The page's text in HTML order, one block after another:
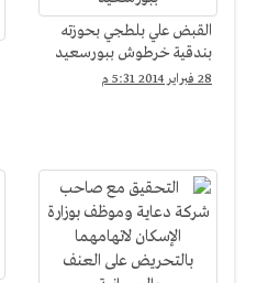
القبض علي بلطجي بحوزته
بندقية خرطوش ببورسعيد
28 فبراير 2014 5:31 م